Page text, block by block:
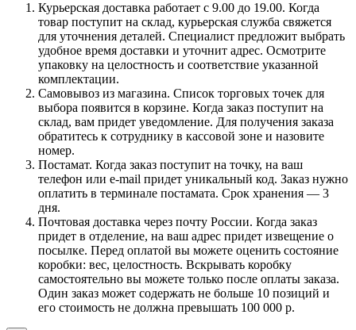
Курьерская доставка работает с 9.00 до 19.00. Когда
товар поступит на склад, курьерская служба свяжется
для уточнения деталей. Специалист предложит выбрать
удобное время доставки и уточнит адрес. Осмотрите
упаковку на целостность и соответствие указанной
комплектации.
Самовывоз из магазина. Список торговых точек для
выбора появится в корзине. Когда заказ поступит на
склад, вам придет уведомление. Для получения заказа
обратитесь к сотруднику в кассовой зоне и назовите
номер.
Постамат. Когда заказ поступит на точку, на ваш
телефон или e-mail придет уникальный код. Заказ нужно
оплатить в терминале постамата. Срок хранения — 3
дня.
Почтовая доставка через почту России. Когда заказ
придет в отделение, на ваш адрес придет извещение о
посылке. Перед оплатой вы можете оценить состояние
коробки: вес, целостность. Вскрывать коробку
самостоятельно вы можете только после оплаты заказа.
Один заказ может содержать не больше 10 позиций и
его стоимость не должна превышать 100 000 р.